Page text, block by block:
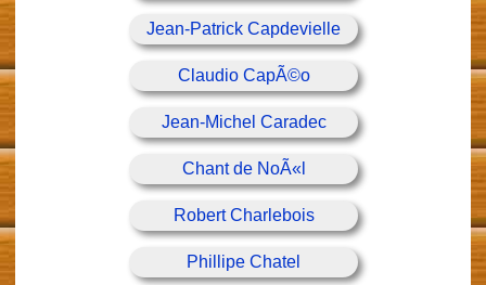
Jean-Patrick Capdevielle
Claudio CapÃ©o
Jean-Michel Caradec
Chant de NoÃ«l
Robert Charlebois
Phillipe Chatel